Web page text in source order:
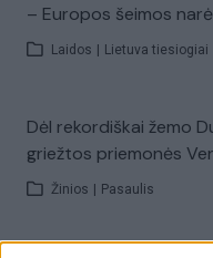
– Europos šeimos
Laidos Lietuva tiesiogiai
Dėl rekordiškai žemo
griežtos priemonės
Žinios Pasaulis